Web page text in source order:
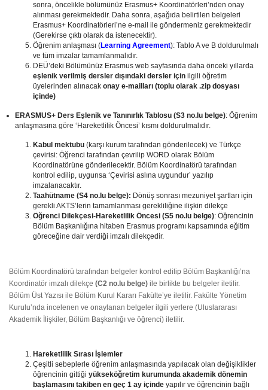
sonra, öncelikle bölümünüz Erasmus+ Koordinatörleri’nden onay
alınması gerekmektedir. Daha sonra, aşağıda belirtilen belgeleri
Erasmus+ Koordinatörleri’ne e-mail ile göndermeniz gerekmektedir
(Gerekirse çıktı olarak da istenecektir).
Öğrenim anlaşması (Learning Agreement): Tablo A ve B doldurulmalı
ve tüm imzalar tamamlanmalıdır.
DEÜ’deki Bölümünüz Erasmus web sayfasında daha önceki yıllarda
eşlenik verilmiş dersler dışındaki dersler için ilgili öğretim
üyelerinden alınacak onay e-mailları (toplu olarak .zip dosyası
içinde)
ERASMUS+ Ders Eşlenik ve Tanınırlık Tablosu (S3 no.lu belge): Öğrenim
anlaşmasına göre ‘Hareketlilik Öncesi’ kısmı doldurulmalıdır.
Kabul mektubu (karşı kurum tarafından gönderilecek) ve Türkçe
çevirisi: Öğrenci tarafından çevrilip WORD olarak Bölüm
Koordinatörüne gönderilecektir. Bölüm Koordinatörü tarafından
kontrol edilip, uygunsa ‘Çevirisi aslına uygundur’ yazılıp
imzalanacaktır.
Taahütname (S4 no.lu belge): Dönüş sonrası mezuniyet şartları için
gerekli AKTS’lerin tamamlanması gerekliliğine ilişkin dilekçe
Öğrenci Dilekçesi-Hareketlilik Öncesi (S5 no.lu belge): Öğrencinin
Bölüm Başkanlığına hitaben Erasmus programı kapsamında eğitim
göreceğine dair verdiği imzalı dilekçedir.
Bölüm Koordinatörü tarafından belgeler kontrol edilip Bölüm Başkanlığı’na
Koordinatör imzalı dilekçe (C2 no.lu belge) ile birlikte bu belgeler iletilir.
Bölüm Üst Yazısı ile Bölüm Kurul Kararı Fakülte’ye iletilir. Fakülte Yönetim
Kurulu’nda incelenen ve onaylanan belgeler ilgili yerlere (Uluslararası
Akademik İlişkiler, Bölüm Başkanlığı ve öğrenci) iletilir.
Hareketlilik Sırası İşlemler
Çeşitli sebeplerle öğrenim anlaşmasında yapılacak olan değişiklikler
öğrencinin gittiği yükseköğretim kurumunda akademik dönemin
başlamasını takiben en geç 1 ay içinde yapılır ve öğrencinin bağlı